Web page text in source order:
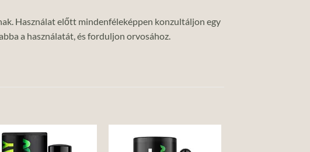
Használat előtt mindenféleképpen konzultáljon egy
a használatát, és forduljon orvosához.